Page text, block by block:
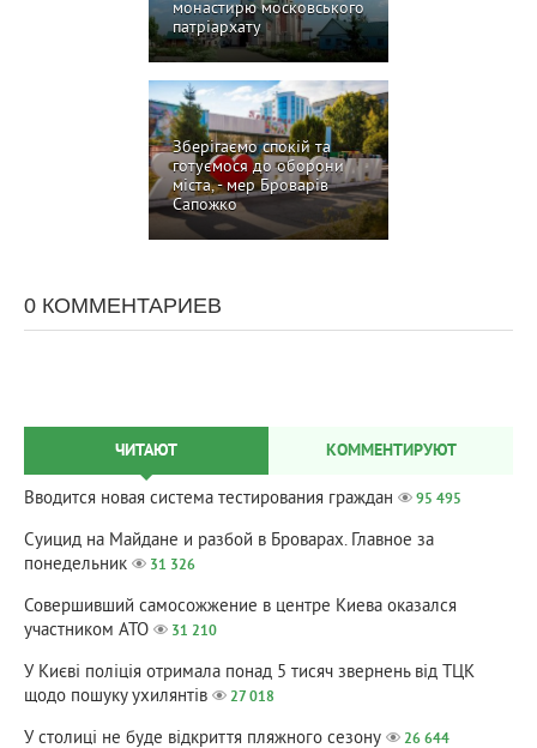
монастирю московського
патріархату
Зберігаємо спокій та
готуємося до оборони
міста, - мер Броварів
Сапожко
0 КОММЕНТАРИЕВ
ЧИТАЮТ КОММЕНТИРУЮТ
Вводится новая система тестирования граждан 95 495
Суицид на Майдане и разбой в Броварах. Главное за
понедельник
31 326
Совершивший самосожжение в центре Киева оказался
участником АТО
31 210
У Києві поліція отримала понад 5 тисяч звернень від ТЦК
щодо пошуку ухилянтів
27 018
У столиці не буде відкриття пляжного сезону 26 644